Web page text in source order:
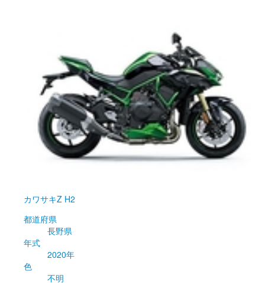
カワサキZ H2
都道府県
長野県
年式
2020年
色
不明